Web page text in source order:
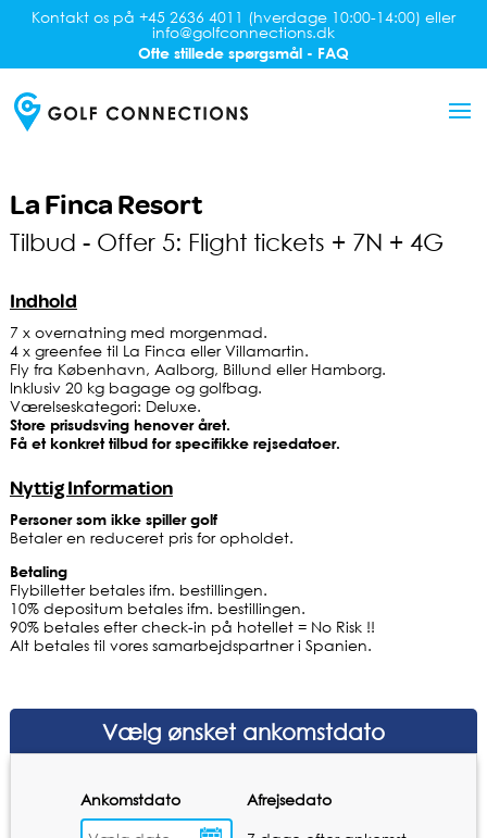
Kontakt os på +45 2636 4011 (hverdage 10:00-14:00) eller
info@golfconnections.dk
Ofte stillede spørgsmål - FAQ
La Finca Resort
Tilbud - Offer 5: Flight tickets + 7N + 4G
Indhold
7 x overnatning med morgenmad.
4 x greenfee til La Finca eller Villamartin.
Fly fra København, Aalborg, Billund eller Hamborg.
Inklusiv 20 kg bagage og golfbag.
Værelseskategori: Deluxe.
Store prisudsving henover året.
Få et konkret tilbud for specifikke rejsedatoer.
Nyttig Information
Personer som ikke spiller golf
Betaler en reduceret pris for opholdet.
Betaling
Flybilletter betales ifm. bestillingen.
10% depositum betales ifm. bestillingen.
90% betales efter check-in på hotellet = No Risk !!
Alt betales til vores samarbejdspartner i Spanien.
Vælg ønsket ankomstdato
Ankomstdato Afrejsedato